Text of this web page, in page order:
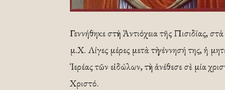
Γεννήθηκε στὴν Ἀντιόχεια τῆς Πισιδίας,
μ.Χ. Λίγες μέρες μετὰ τὴ γέννησή της, ἡ
Ἱερέας τῶν εἰδώλων, τὴν ἀνέθεσε σὲ μία
Χριστό.